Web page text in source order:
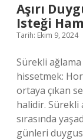
Aşırı
Isteği
Tarih: Ekim 9, 2024
Sürekli
hissetmek:
ortaya çıkan
halidir. Sürekli
sırasında
günleri